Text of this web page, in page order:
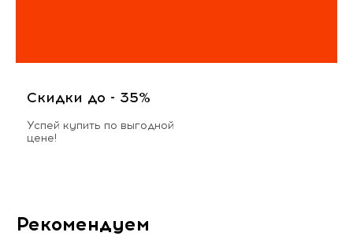
Скидки до - 35%
Успей купить по выгодной
цене!
Рекомендуем